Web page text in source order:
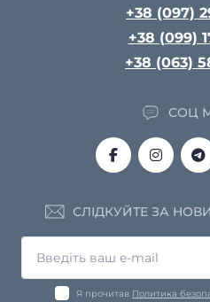
+38 (097)
+38 (099)
+38 (063)
СОЦ
СЛІДКУЙТЕ ЗА
Я прочитав Политика